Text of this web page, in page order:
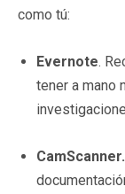
como tú:
Evernote.
tener a mano
CamScanner.